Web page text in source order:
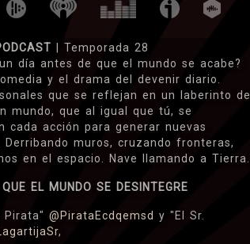
| Temporada 28
día antes de que el mundo se acabe?
y el drama del devenir diario.
que se reflejan en un laberinto de
mundo, que al igual que tú, se
cada acción para generar nuevas
Derribando muros, cruzando fronteras,
en el espacio. Nave llamando a Tierra..
EL MUNDO SE DESINTEGRE
Pirata" @PirataEcdqemsd y "El Sr.
,